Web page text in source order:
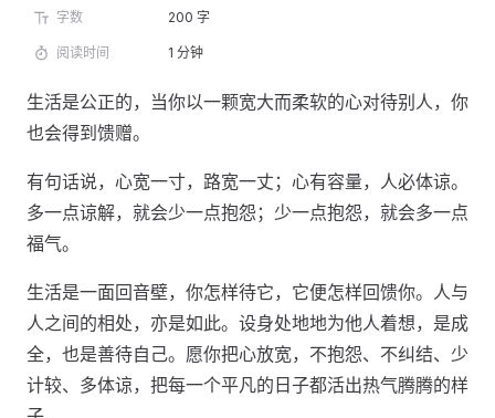
字数 200 字
阅读时间 1 分钟
生活是公正的，当你以一颗宽大而柔软的心对待别人，你
也会得到馈赠。
有句话说，心宽一寸，路宽一丈；心有容量，人必体谅。
多一点谅解，就会少一点抱怨；少一点抱怨，就会多一点
福气。
生活是一面回音壁，你怎样待它，它便怎样回馈你。人与
人之间的相处，亦是如此。设身处地地为他人着想，是成
全，也是善待自己。愿你把心放宽，不抱怨、不纠结、少
计较、多体谅，把每一个平凡的日子都活出热气腾腾的样